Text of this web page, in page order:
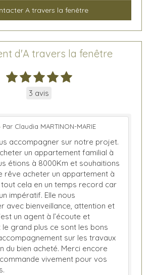
A travers la fenêtre
d'A travers la fenêtre
3 avis
Par Claudia MARTINON-MARIE
accompagner sur notre projet.
un appartement familial à
étions à 8000Km et souhaitions
rêve acheter un appartement à
tout cela en un temps record car
impératif. Elle nous
avec bienveillance, attention et
un agent à l’écoute et
le grand plus ce sont les bons
sur les travaux
du bien acheté. Merci encore
vivement pour vos